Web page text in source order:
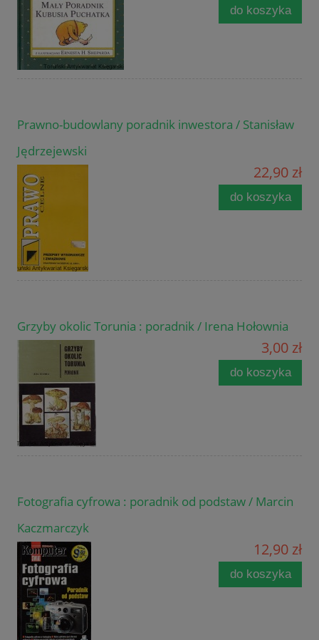
do koszyka
Prawno-budowlany poradnik inwestora / Stanisław
Jędrzejewski
22,90 zł
do koszyka
Grzyby okolic Torunia : poradnik / Irena Hołownia
3,00 zł
do koszyka
Fotografia cyfrowa : poradnik od podstaw / Marcin
Kaczmarczyk
12,90 zł
do koszyka